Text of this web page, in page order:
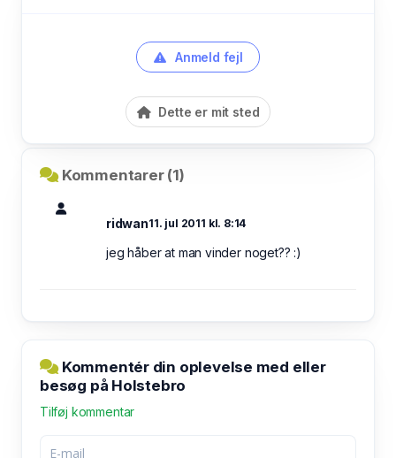
Anmeld fejl
Dette er mit sted
Kommentarer (1)
ridwan11. jul 2011 kl. 8:14
jeg håber at man vinder noget?? :)
Kommentér din oplevelse med eller
besøg på Holstebro
Tilføj kommentar